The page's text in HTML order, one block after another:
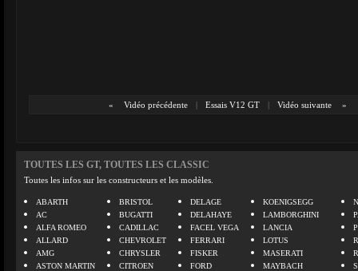
« Vidéo précédente | Essais V12 GT | Vidéo suivante »
TOUTES LES GT, TOUTES LES CLASSIC
Toutes les infos sur les constructeurs et les modèles.
ABARTH
AC
ALFA ROMEO
ALLARD
AMG
ASTON MARTIN
BRISTOL
BUGATTI
CADILLAC
CHEVROLET
CHRYSLER
CITROEN
DELAGE
DELAHAYE
FACEL VEGA
FERRARI
FISKER
FORD
KOENIGSEGG
LAMBORGHINI
LANCIA
LOTUS
MASERATI
MAYBACH